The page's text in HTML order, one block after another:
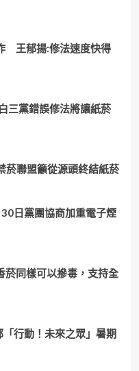
王郁揚:修法速度快得
三黨錯誤修法將讓紙菸
聯盟籲從源頭終結紙菸
日黨團協商加重電子煙
同樣可以摻毒，支持全
行動！未來之眾」暑期